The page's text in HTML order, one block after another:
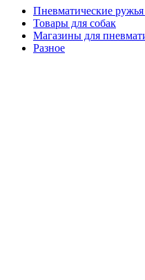
Пневматические
Товары для собак
Магазины для
Разное